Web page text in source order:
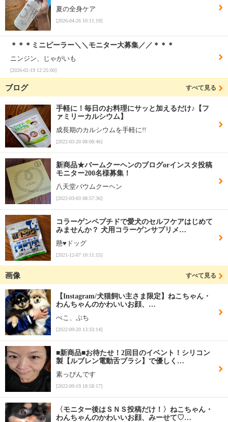
夏の全身ケア
[2026-04-26 10:11:19]
＊＊＊ミニピーラー＼＼モニター大募集／／＊＊＊
ニンジン、じゃがいも
[2026-02-19 12:25:00]
ブログ すべて見る
手軽に！毎日のお料理にサッと加えるだけ♪【フ
ァミリーカルシウム】
成長期のカルシウムを手軽に!!
[2022-03-20 08:08:46]
新商品★バームクーヘンのブログorインスタ投稿
モニター200名様募集！
八天堂バウムクーヘン
[2022-03-03 08:57:36]
コラーゲンペプチドで愛犬のセルフケアはじめて
みませんか？ 犬用コラーゲンサプリメ…
懸♥️ドッグ
[2021-12-07 10:11:15]
画像 すべて見る
【Instagram/犬猫飼い主さま限定】ねこちゃん・
わんちゃんのかわいいお顔、…
ぺこ、ぷち
[2022-09-20 13:33:14]
■新商品■お待たせ！2回目のイベント！シリコン
製【ルブレン電動舌ブラシ】で優しく…
素っぴんです
[2022-09-19 18:58:17]
〈モニター後はＳＮＳ投稿だけ！〉ねこちゃん・
わんちゃんのかわいいお顔、みーせて♡…